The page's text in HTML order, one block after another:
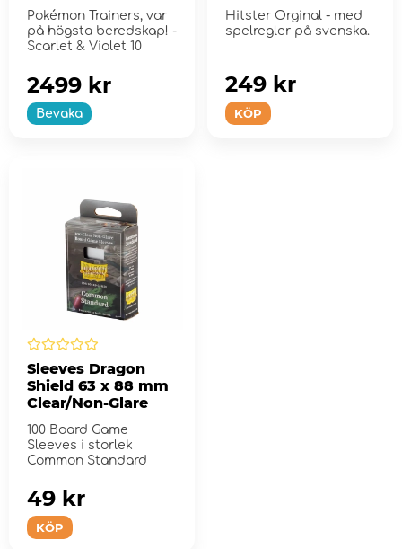
Pokémon Trainers, var
på högsta beredskap! -
Scarlet & Violet 10
Bevaka
2499 kr
Hitster Orginal - med
spelregler på svenska.
KÖP
249 kr
Sleeves Dragon
Shield 63 x 88 mm
Clear/Non-Glare
100 Board Game
Sleeves i storlek
Common Standard
KÖP
49 kr